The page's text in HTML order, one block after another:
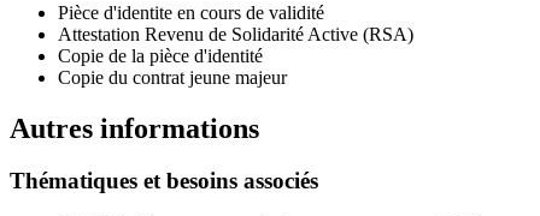
Pièce d'identite en cours de validité
Attestation Revenu de Solidarité Active (RSA)
Copie de la pièce d'identité
Copie du contrat jeune majeur
Autres informations
Thématiques et besoins associés